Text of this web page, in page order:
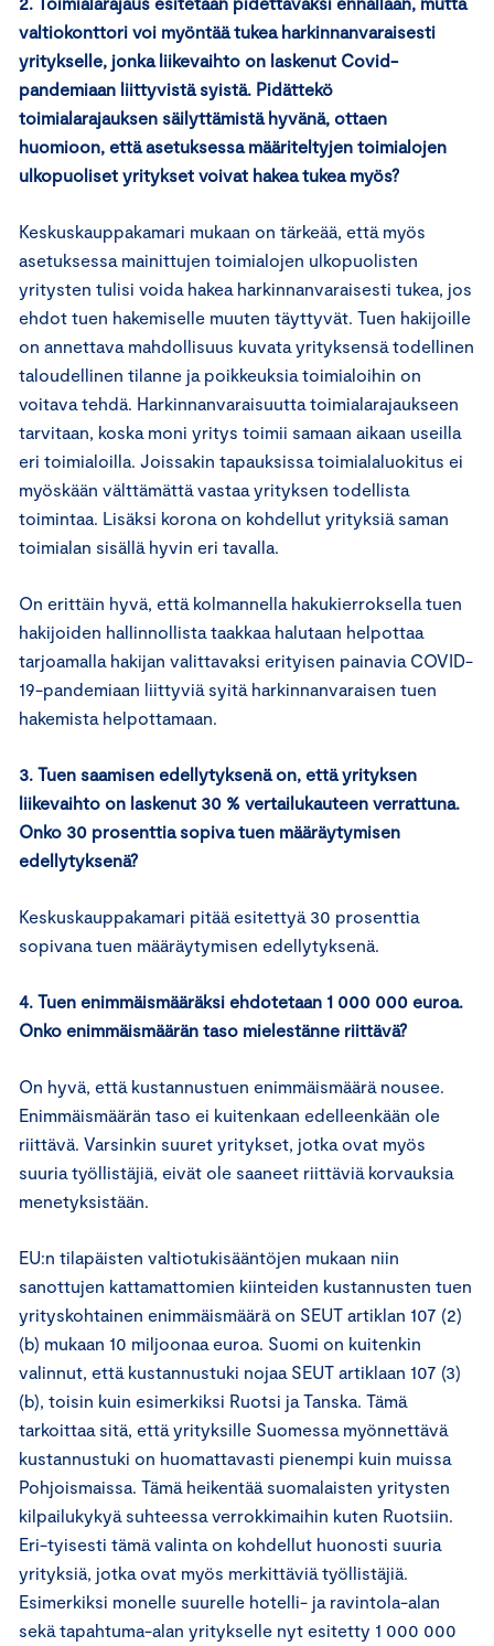
valtiokonttori voi myöntää tukea harkinnanvaraisesti
yritykselle, jonka liikevaihto on laskenut Covid-
pandemiaan liittyvistä syistä. Pidättekö
toimialarajauksen säilyttämistä hyvänä, ottaen
huomioon, että asetuksessa määriteltyjen toimialojen
ulkopuoliset yritykset voivat hakea tukea myös?
Keskuskauppakamari mukaan on tärkeää, että myös
asetuksessa mainittujen toimialojen ulkopuolisten
yritysten tulisi voida hakea harkinnanvaraisesti tukea, jos
ehdot tuen hakemiselle muuten täyttyvät. Tuen hakijoille
on annettava mahdollisuus kuvata yrityksensä todellinen
taloudellinen tilanne ja poikkeuksia toimialoihin on
voitava tehdä. Harkinnanvaraisuutta toimialarajaukseen
tarvitaan, koska moni yritys toimii samaan aikaan useilla
eri toimialoilla. Joissakin tapauksissa toimialaluokitus ei
myöskään välttämättä vastaa yrityksen todellista
toimintaa. Lisäksi korona on kohdellut yrityksiä saman
toimialan sisällä hyvin eri tavalla.
On erittäin hyvä, että kolmannella hakukierroksella tuen
hakijoiden hallinnollista taakkaa halutaan helpottaa
tarjoamalla hakijan valittavaksi erityisen painavia COVID-
19-pandemiaan liittyviä syitä harkinnanvaraisen tuen
hakemista helpottamaan.
3. Tuen saamisen edellytyksenä on, että yrityksen
liikevaihto on laskenut 30 % vertailukauteen verrattuna.
Onko 30 prosenttia sopiva tuen määräytymisen
edellytyksenä?
Keskuskauppakamari pitää esitettyä 30 prosenttia
sopivana tuen määräytymisen edellytyksenä.
4. Tuen enimmäismääräksi ehdotetaan 1 000 000 euroa.
Onko enimmäismäärän taso mielestänne riittävä?
On hyvä, että kustannustuen enimmäismäärä nousee.
Enimmäismäärän taso ei kuitenkaan edelleenkään ole
riittävä. Varsinkin suuret yritykset, jotka ovat myös
suuria työllistäjiä, eivät ole saaneet riittäviä korvauksia
menetyksistään.
EU:n tilapäisten valtiotukisääntöjen mukaan niin
sanottujen kattamattomien kiinteiden kustannusten tuen
yrityskohtainen enimmäismäärä on SEUT artiklan 107 (2)
(b) mukaan 10 miljoonaa euroa. Suomi on kuitenkin
valinnut, että kustannustuki nojaa SEUT artiklaan 107 (3)
(b), toisin kuin esimerkiksi Ruotsi ja Tanska. Tämä
tarkoittaa sitä, että yrityksille Suomessa myönnettävä
kustannustuki on huomattavasti pienempi kuin muissa
Pohjoismaissa. Tämä heikentää suomalaisten yritysten
kilpailukykyä suhteessa verrokkimaihin kuten Ruotsiin.
Eri-tyisesti tämä valinta on kohdellut huonosti suuria
yrityksiä, jotka ovat myös merkittäviä työllistäjiä.
Esimerkiksi monelle suurelle hotelli- ja ravintola-alan
sekä tapahtuma-alan yritykselle nyt esitetty 1 000 000